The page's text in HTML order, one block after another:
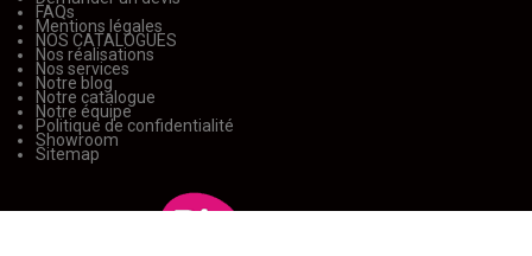
FAQs
Mentions légales
NOS CATALOGUES
Nos réalisations
Nos services
Notre blog
Notre catalogue
Notre équipe
Politique de confidentialité
Showroom
Sitemap